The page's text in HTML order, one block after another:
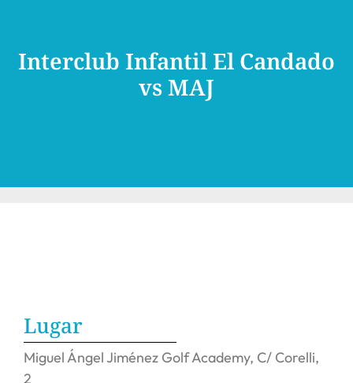
Interclub Infantil El Candado
vs MAJ
Lugar
Miguel Ángel Jiménez Golf Academy, C/ Corelli,
2